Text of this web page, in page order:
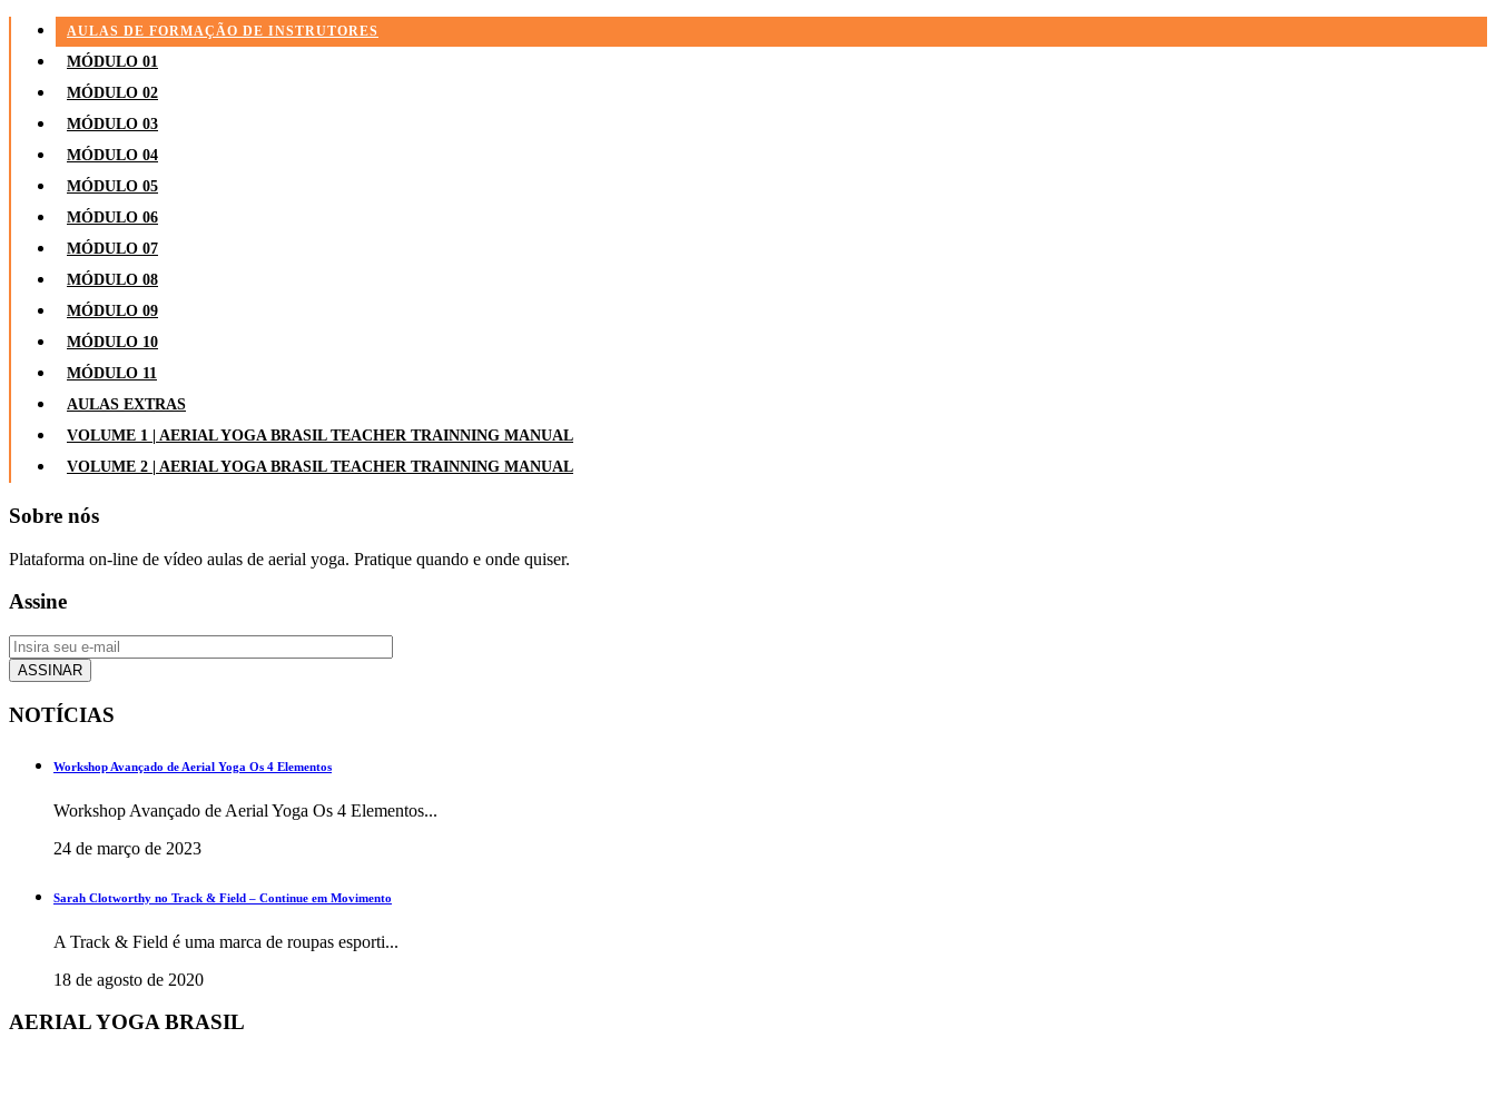
AULAS DE FORMAÇÃO DE INSTRUTORES
MÓDULO 01
MÓDULO 02
MÓDULO 03
MÓDULO 04
MÓDULO 05
MÓDULO 06
MÓDULO 07
MÓDULO 08
MÓDULO 09
MÓDULO 10
MÓDULO 11
AULAS EXTRAS
VOLUME 1 | AERIAL YOGA BRASIL TEACHER TRAINNING MANUAL
VOLUME 2 | AERIAL YOGA BRASIL TEACHER TRAINNING MANUAL
Sobre nós
Plataforma on-line de vídeo aulas de aerial yoga. Pratique quando e onde quiser.
Assine
NOTÍCIAS
Workshop Avançado de Aerial Yoga Os 4 Elementos
Workshop Avançado de Aerial Yoga Os 4 Elementos...
24 de março de 2023
Sarah Clotworthy no Track & Field – Continue em Movimento
A Track & Field é uma marca de roupas esporti...
18 de agosto de 2020
AERIAL YOGA BRASIL